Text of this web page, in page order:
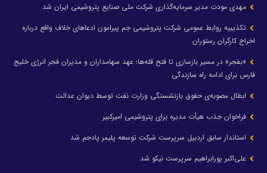
مهدی مودت مدیر سرمایه‌گذاری شرکت ملی صنایع پتروشیمی ایران شد
تکذیبیه روابط عمومی شرکت پتروشیمی جم پیرامون ادعاهای خلاف واقع درباره
اخراج کارگران رستوران
«بفجر» در مسیر بازسازی تا فتح قله‌ها؛ عهد سهامداران و مدیران فجر انرژی خلیج
فارس برای ادامه راه سازندگی
ابطال مصوبه‌ی حقوق بازنشستگی وزارت نفت توسط دیوان عدالت
فراخوان جذب هیأت مدیره برای پتروشیمی امیرکبیر
استاندار سابق اردبیل سرپرست شرکت توسعه پلیمر پادجم شد
علی‌اکبر پورابراهیم سرپرست نیکو شد